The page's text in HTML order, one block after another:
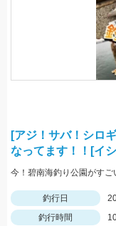
[アジ！サバ！シロ
なってます！！[イ
釣行日
釣行時間